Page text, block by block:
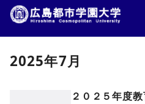
2025年7月
２０２５年度